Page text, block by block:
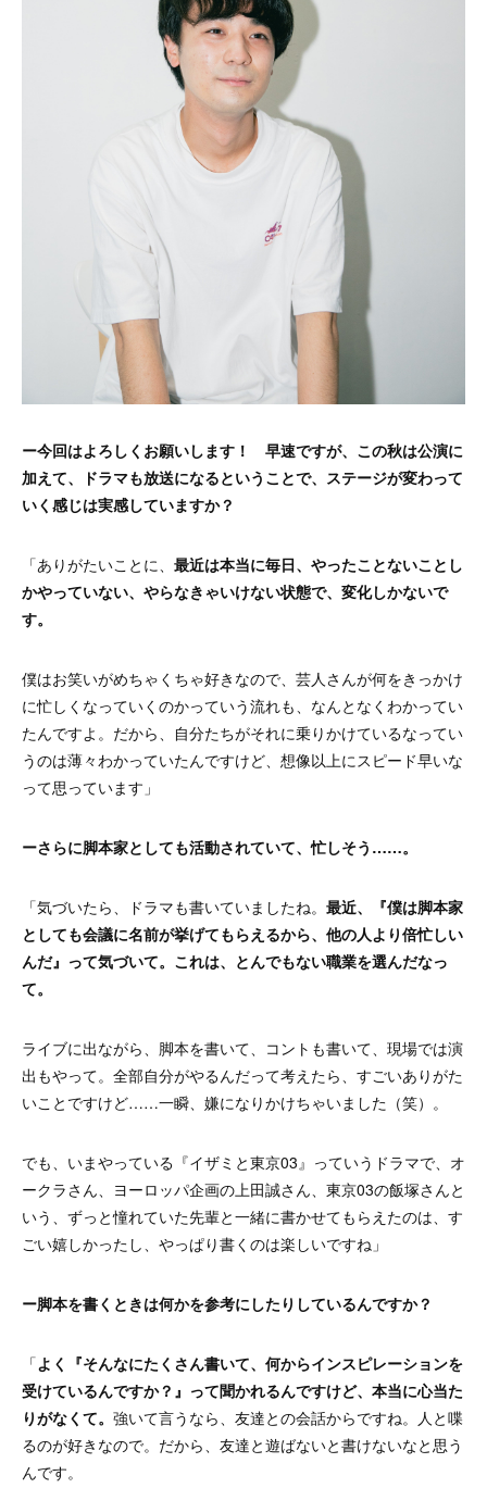
ー今回はよろしくお願いします！ 早速ですが、この秋は公演に
加えて、ドラマも放送になるということで、ステージが変わって
いく感じは実感していますか？
「ありがたいことに、 最近は本当に毎日、やったことないことし
かやっていない、やらなきゃいけない状態で、変化しかないで
す。
僕はお笑いがめちゃくちゃ好きなので、芸人さんが何をきっかけ
に忙しくなっていくのかっていう流れも、なんとなくわかってい
たんですよ。だから、自分たちがそれに乗りかけているなってい
うのは薄々わかっていたんですけど、想像以上にスピード早いな
って思っています」
ーさらに脚本家としても活動されていて、忙しそう……。
「気づいたら、ドラマも書いていましたね。 最近、『僕は脚本家
としても会議に名前が挙げてもらえるから、他の人より倍忙しい
んだ』って気づいて。これは、とんでもない職業を選んだなっ
て。
ライブに出ながら、脚本を書いて、コントも書いて、現場では演
出もやって。全部自分がやるんだって考えたら、すごいありがた
いことですけど……一瞬、嫌になりかけちゃいました（笑）。
でも、いまやっている『イザミと東京03』っていうドラマで、オ
ークラさん、ヨーロッパ企画の上田誠さん、東京03の飯塚さんと
いう、ずっと憧れていた先輩と一緒に書かせてもらえたのは、す
ごい嬉しかったし、やっぱり書くのは楽しいですね」
ー脚本を書くときは何かを参考にしたりしているんですか？
「よく『そんなにたくさん書いて、何からインスピレーションを
受けているんですか？』って聞かれるんですけど、本当に心当た
りがなくて。 強いて言うなら、友達との会話からですね。人と喋
るのが好きなので。だから、友達と遊ばないと書けないなと思う
んです。